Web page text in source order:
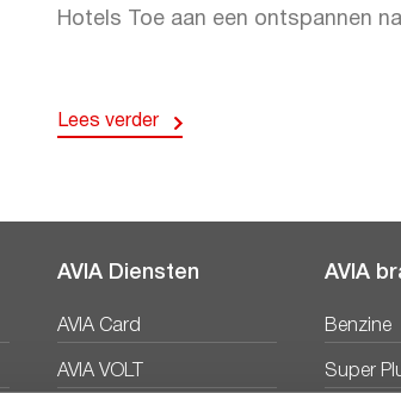
Hotels Toe aan een ontspannen
Lees verder
AVIA Diensten
AVIA Card
AVIA VOLT
AVIA
Benzine
Super